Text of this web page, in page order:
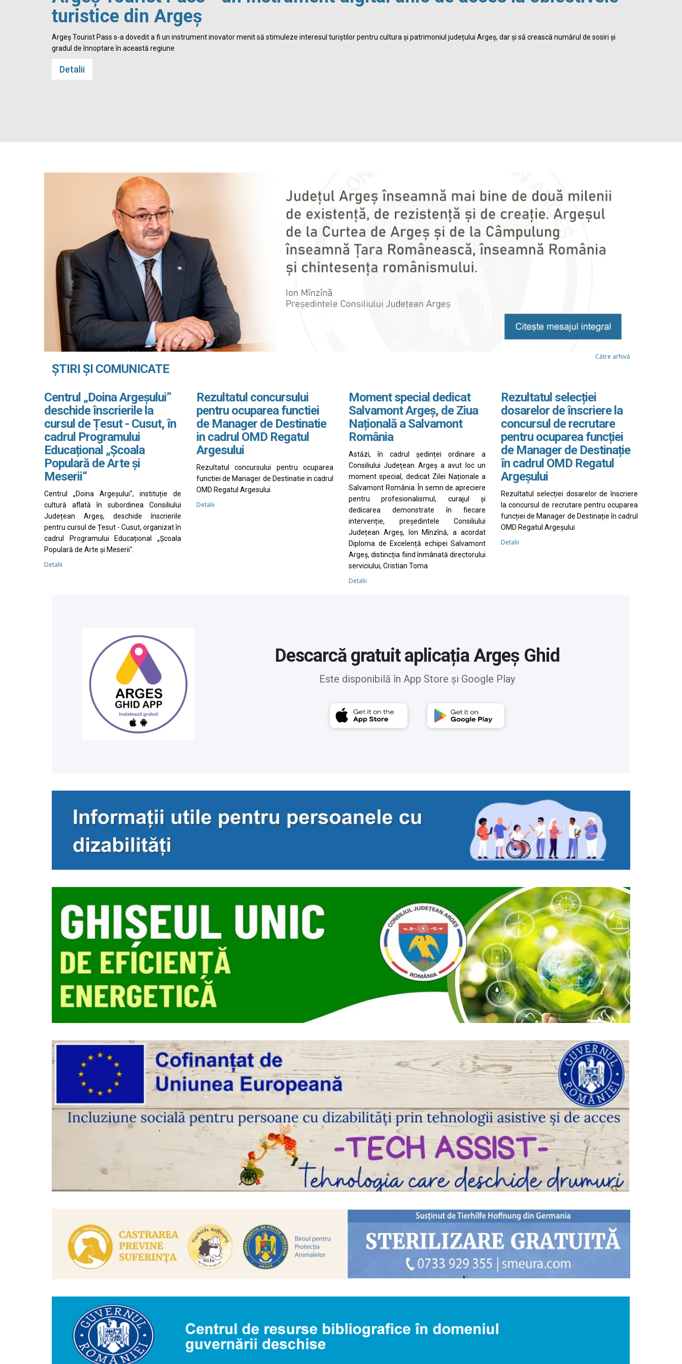
turistice din Argeș
Argeș Tourist Pass s-a dovedit a fi un instrument inovator menit să stimuleze interesul turiștilor pentru cultura și patrimoniul județului Argeș, dar și să crească numărul de sosiri și
gradul de înnoptare în această regiune
Detalii
ȘTIRI ȘI COMUNICATE
Către arhivă
Centrul „Doina Argeșului”
deschide înscrierile la
cursul de Țesut - Cusut, în
cadrul Programului
Educațional „Școala
Populară de Arte și
Meserii”
Centrul „Doina Argeșului", instituție de
cultură aflată în subordinea Consiliului
Județean Argeș, deschide înscrierile
pentru cursul de Țesut - Cusut, organizat în
cadrul Programului Educațional „Școala
Populară de Arte și Meserii".
Detalii
Rezultatul concursului
pentru ocuparea functiei
de Manager de Destinatie
in cadrul OMD Regatul
Argesului
Rezultatul concursului pentru ocuparea
functiei de Manager de Destinatie in cadrul
OMD Regatul Argesului
Detalii
Moment special dedicat
Salvamont Argeș, de Ziua
Națională a Salvamont
România
Astăzi, în cadrul ședinței ordinare a
Consiliului Județean Argeș a avut loc un
moment special, dedicat Zilei Naționale a
Salvamont România. În semn de apreciere
pentru profesionalismul, curajul și
dedicarea demonstrate în fiecare
intervenție, președintele Consiliului
Județean Argeș, Ion Mînzînă, a acordat
Diploma de Excelență echipei Salvamont
Argeș, distincția fiind înmânată directorului
serviciului, Cristian Toma
Detalii
Rezultatul selecției
dosarelor de înscriere la
concursul de recrutare
pentru ocuparea funcției
de Manager de Destinație
în cadrul OMD Regatul
Argeșului
Rezultatul selecției dosarelor de înscriere
la concursul de recrutare pentru ocuparea
funcției de Manager de Destinație în cadrul
OMD Regatul Argeșului
Detalii
Descarcă gratuit aplicația Argeș Ghid
Este disponibilă în App Store și Google Play